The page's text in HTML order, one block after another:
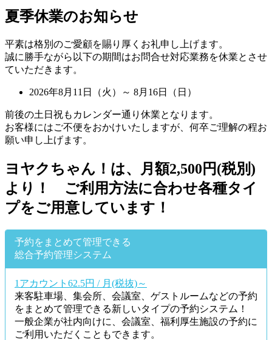
夏季休業のお知らせ
平素は格別のご愛顧を賜り厚くお礼申し上げます。
誠に勝手ながら以下の期間はお問合せ対応業務を休業とさせ
ていただきます。
2026年8月11日（火）～ 8月16日（日）
前後の土日祝もカレンダー通り休業となります。
お客様にはご不便をおかけいたしますが、何卒ご理解の程お
願い申し上げます。
ヨヤクちゃん！は、月額2,500円(税別)
より！ ご利用方法に合わせ各種タイ
プをご用意しています！
予約をまとめて管理できる
総合予約管理システム
1アカウント62.5円 / 月(税抜)～
来客駐車場、集会所、会議室、ゲストルームなどの予約
をまとめて管理できる新しいタイプの予約システム！
一般企業が社内向けに、会議室、福利厚生施設の予約に
ご利用いただくこともできます。